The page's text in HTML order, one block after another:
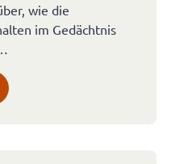
wie die
im Gedächtnis